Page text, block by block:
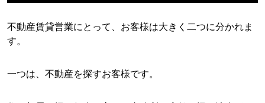
不動産賃貸営業にとって、お客様は大きく二つに分かれま
す。
一つは、不動産を探すお客様です。